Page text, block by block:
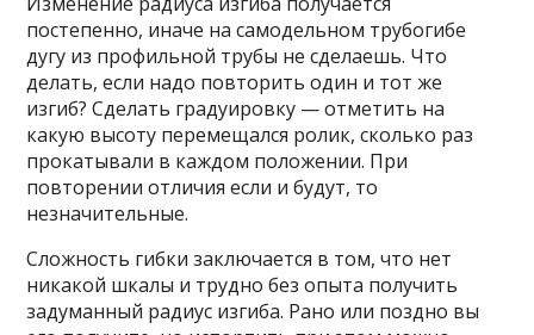
постепенно, иначе на самодельном трубогибе
дугу из профильной трубы не сделаешь. Что
делать, если надо повторить один и тот же
изгиб? Сделать градуировку — отметить на
какую высоту перемещался ролик, сколько раз
прокатывали в каждом положении. При
повторении отличия если и будут, то
незначительные.
Сложность гибки заключается в том, что нет
никакой шкалы и трудно без опыта получить
задуманный радиус изгиба. Рано или поздно вы